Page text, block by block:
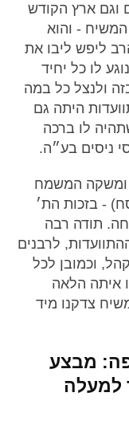
וגם ארץ הקודש
המשיח - והוא
ליפש ליבו את
לו כל יחיד
ולנצל כל במה
היתה גם
לו ברכה
ניסים בע״ה.
ומשקה המשמח
- בזכות הת׳
תודה רבה
לרבנים
וכמובן לכל
איתה הלאה
צדקנו מיד
מבצע
למעלה